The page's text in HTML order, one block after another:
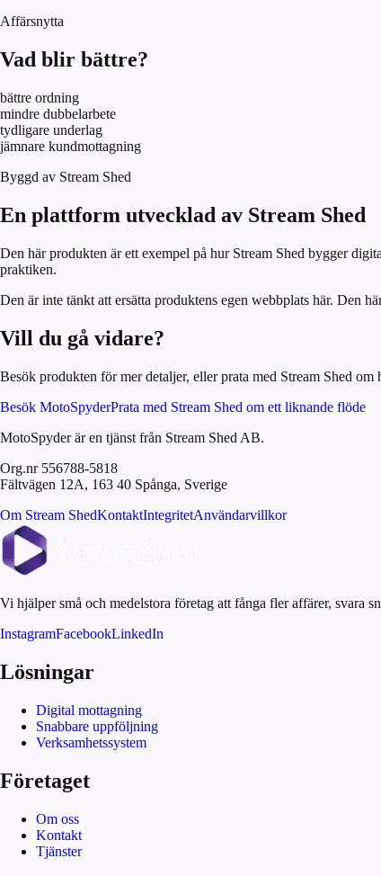
Affärsnytta
Vad blir bättre?
bättre ordning
mindre dubbelarbete
tydligare underlag
jämnare kundmottagning
Byggd av Stream Shed
En plattform utvecklad av Stream Shed
Den här produkten är ett exempel på hur Stream Shed bygger
praktiken.
Den är inte tänkt att ersätta produktens egen webbplats här. Den
Vill du gå vidare?
Besök produkten för mer detaljer, eller prata med Stream Shed
Besök MotoSpyderPrata med Stream Shed om ett liknande flöde
MotoSpyder är en tjänst från Stream Shed AB.
Org.nr 556788-5818
Fältvägen 12A, 163 40 Spånga, Sverige
Om Stream ShedKontaktIntegritetAnvändarvillkor
Vi hjälper små och medelstora företag att fånga fler affärer, svara
InstagramFacebookLinkedIn
Lösningar
Digital mottagning
Snabbare uppföljning
Verksamhetssystem
Företaget
Om oss
Kontakt
Tjänster